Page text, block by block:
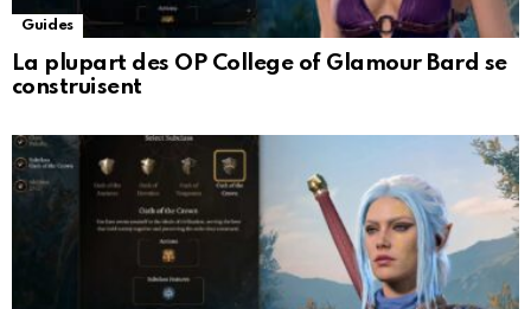
Guides
La plupart des OP College of Glamour Bard se
construisent